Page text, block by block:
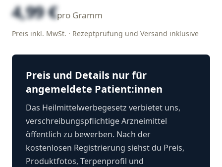
4,99 €pro Gramm
Preis inkl. MwSt. · Rezeptprüfung und Versand inklusive
Preis und Details nur für
angemeldete Patient:innen
Das Heilmittelwerbegesetz verbietet uns,
verschreibungspflichtige Arzneimittel
öffentlich zu bewerben. Nach der
kostenlosen Registrierung siehst du Preis,
Produktfotos, Terpenprofil und